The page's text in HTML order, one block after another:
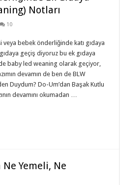
Notları
10
bebek önderliğinde katı gıdaya
geçiş diyoruz bu ek gıdaya
baby led weaning olarak geçiyor,
devamın de ben de BLW
Duydum? Do-Um’dan Başak Kutlu
devamını okumadan …
Yemeli, Ne